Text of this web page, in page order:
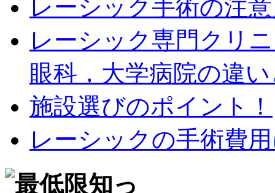
レーシック手術の注
レーシック専門クリ
眼科，大学病院の違
施設選びのポイント！
レーシックの手術費